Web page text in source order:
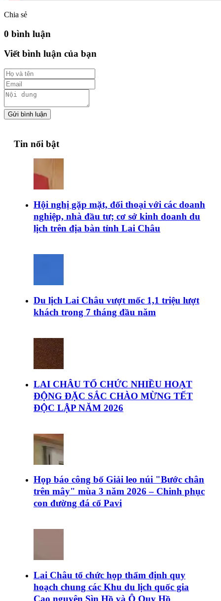
Chia sẻ
0 bình luận
Viết bình luận của bạn
Gửi bình luận
Tin nổi bật
Hội nghị gặp mặt, đối thoại với các doanh
nghiệp, nhà đầu tư; cơ sở kinh doanh du
lịch trên địa bàn tỉnh Lai Châu
Du lịch Lai Châu vượt mốc 1,1 triệu lượt
khách trong 7 tháng đầu năm
LAI CHÂU TỔ CHỨC NHIỀU HOẠT
ĐỘNG ĐẶC SẮC CHÀO MỪNG TẾT
ĐỘC LẬP NĂM 2026
Họp báo công bố Giải leo núi "Bước chân
trên mây" mùa 3 năm 2026 – Chinh phục
con đường đá cổ Pavi
Lai Châu tổ chức họp thẩm định quy
hoạch chung các Khu du lịch quốc gia
Cao nguyên Sìn Hồ và Ô Quy Hồ